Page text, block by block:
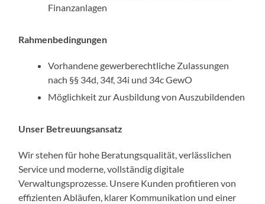
Finanzanlagen
Rahmenbedingungen
Vorhandene gewerberechtliche Zulassungen
nach §§ 34d, 34f, 34i und 34c GewO
Möglichkeit zur Ausbildung von Auszubildenden
Unser Betreuungsansatz
Wir stehen für hohe Beratungsqualität, verlässlichen
Service und moderne, vollständig digitale
Verwaltungsprozesse. Unsere Kunden profitieren von
effizienten Abläufen, klarer Kommunikation und einer